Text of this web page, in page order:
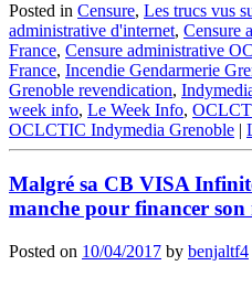
Posted in Censure, Les trucs vus
administrative d'internet, Censure
France, Censure administrative
France, Incendie Gendarmerie
Grenoble revendication,
week info, Le Week Info,
OCLCTIC Indymedia Grenoble |
Malgré sa CB VISA
manche pour financer son
Posted on 10/04/2017 by benjaltf4